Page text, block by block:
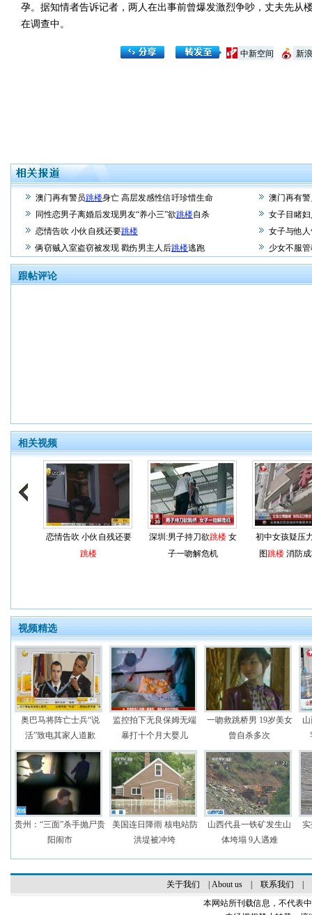
孕。据知情者告诉记者，两人在出事前曾爆发激烈争吵，丈夫先从
在调查中。
新
中新空间
澳门再有警员跳楼身亡 高层发感性信吁珍惜生命
澳门再有
同性恋男子离婚后发现男友“养小三”欲跳楼自杀
女子目睹
恋情告吹 小伙自残还要跳楼
女子与他
俩窃贼入室盗窃被发现 戳伤男主人后跳楼逃跑 少女不服
跟帖评论
相关视频
恋情告吹 小伙自残还要
跳楼
深圳:男子持刀欲跳楼 女
子一吻解危机
初中女孩疑压
图跳楼消防成
视频精选
奥巴马将阵亡士兵“说
活”致电其家人道歉
监控拍下无良保姆无端
暴打十个月大婴儿
一吻救跳桥男 19岁美女
曾自杀多次
贵州：“三面”杀手抛尸贵
阳闹市
美国连日降雨 核电站防
洪堤被冲垮
山西代县一铁矿发生山
体垮塌 9人遇难
关于我们 About us| 联系我们
本网站所刊载信息，不代表